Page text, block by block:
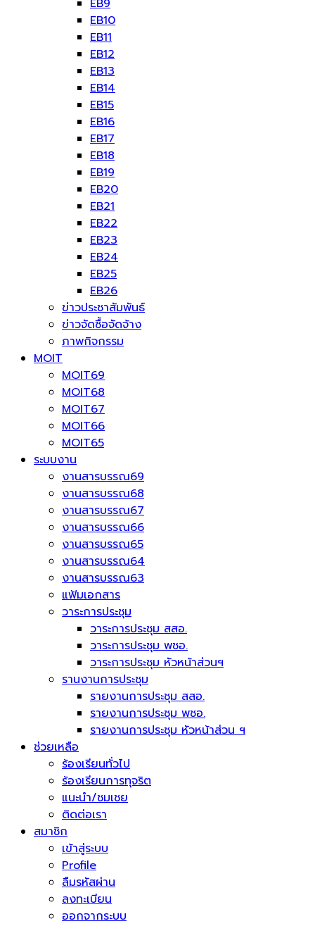
EB9
EB10
EB11
EB12
EB13
EB14
EB15
EB16
EB17
EB18
EB19
EB20
EB21
EB22
EB23
EB24
EB25
EB26
ข่าวประชาสัมพันธ์
ข่าวจัดซื้อจัดจ้าง
ภาพกิจกรรม
MOIT
MOIT69
MOIT68
MOIT67
MOIT66
MOIT65
ระบบงาน
งานสารบรรณ69
งานสารบรรณ68
งานสารบรรณ67
งานสารบรรณ66
งานสารบรรณ65
งานสารบรรณ64
งานสารบรรณ63
แฟ้มเอกสาร
วาระการประชุม
วาระการประชุม สสอ.
วาระการประชุม พชอ.
วาระการประชุม หัวหน้าส่วนฯ
รานงานการประชุม
รายงานการประชุม สสอ.
รายงานการประชุม พชอ.
รายงานการประชุม หัวหน้าส่วน ฯ
ช่วยเหลือ
ร้องเรียนทั่วไป
ร้องเรียนการทุจริต
แนะนำ/ชมเชย
ติดต่อเรา
สมาชิก
เข้าสู่ระบบ
Profile
ลืมรหัสผ่าน
ลงทะเบียน
ออกจากระบบ